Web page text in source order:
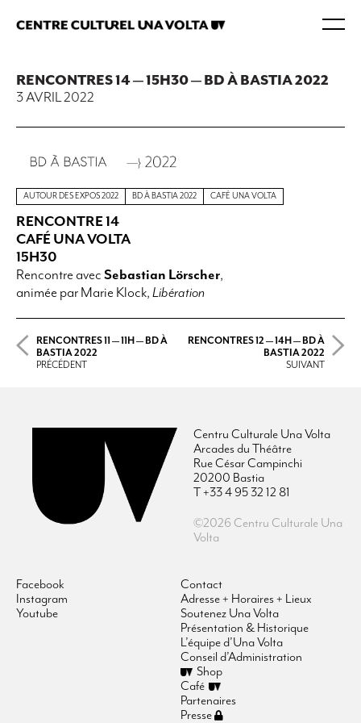
RENCONTRES 14 — 15H30 — BD À BASTIA 2022
3 AVRIL 2022
AUTOUR DES EXPOS 2022 BD À BASTIA 2022 CAFÉ UNA VOLTA
RENCONTRE 14
CAFÉ UNA VOLTA
15H30
Rencontre avec Sebastian Lörscher,
animée par Marie Klock, Libération
RENCONTRES 11 — 11H — BD À
BASTIA 2022
PRÉCÉDENT
RENCONTRES 12 — 14H — BD À
BASTIA 2022
SUIVANT
Centru Culturale Una Volta
Arcades du Théâtre
Rue César Campinchi
20200 Bastia
T +33 4 95 32 12 81
©2026 Centru Culturale Una
Volta
Facebook
Instagram
Youtube
Contact
Adresse + Horaires + Lieux
Soutenez Una Volta
Présentation & Historique
L’équipe d’Una Volta
Conseil d’Administration
Shop
Café
Partenaires
Presse